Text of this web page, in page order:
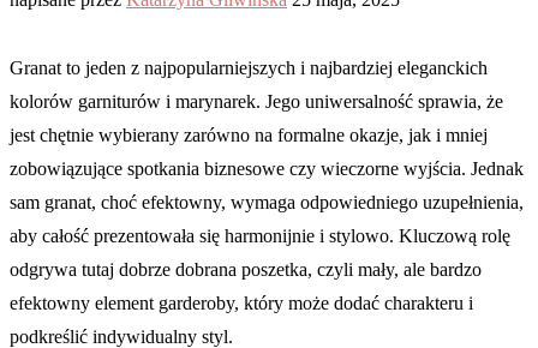
Granat to jeden z najpopularniejszych i najbardziej eleganckich
kolorów garniturów i marynarek. Jego uniwersalność sprawia, że
jest chętnie wybierany zarówno na formalne okazje, jak i mniej
zobowiązujące spotkania biznesowe czy wieczorne wyjścia. Jednak
sam granat, choć efektowny, wymaga odpowiedniego uzupełnienia,
aby całość prezentowała się harmonijnie i stylowo. Kluczową rolę
odgrywa tutaj dobrze dobrana poszetka, czyli mały, ale bardzo
efektowny element garderoby, który może dodać charakteru i
podkreślić indywidualny styl.